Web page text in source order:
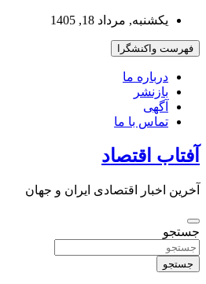
بروید
یکشنبه, مرداد 18, 1405
فهرست واکنشگرا
درباره ما
بازنشر
آگهی
تماس با ما
آفتاب اقتصاد
آخرین اخبار اقتصادی ایران و جهان
جستجو
جستجو